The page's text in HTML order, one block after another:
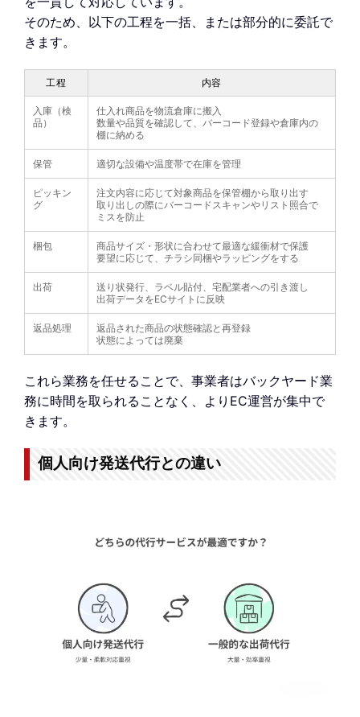
そのため、以下の工程を一括、または部分的に委託で
きます。
工程 内容
入庫（検
品）
仕入れ商品を物流倉庫に搬入
数量や品質を確認して、バーコード登録や倉庫内の
棚に納める
保管 適切な設備や温度帯で在庫を管理
ピッキン
グ
注文内容に応じて対象商品を保管棚から取り出す
取り出しの際にバーコードスキャンやリスト照合で
ミスを防止
梱包
商品サイズ・形状に合わせて最適な緩衝材で保護
要望に応じて、チラシ同梱やラッピングをする
出荷
送り状発行、ラベル貼付、宅配業者への引き渡し
出荷データをECサイトに反映
返品処理
返品された商品の状態確認と再登録
状態によっては廃棄
これら業務を任せることで、事業者はバックヤード業
務に時間を取られることなく、よりEC運営が集中で
きます。
個人向け発送代行との違い